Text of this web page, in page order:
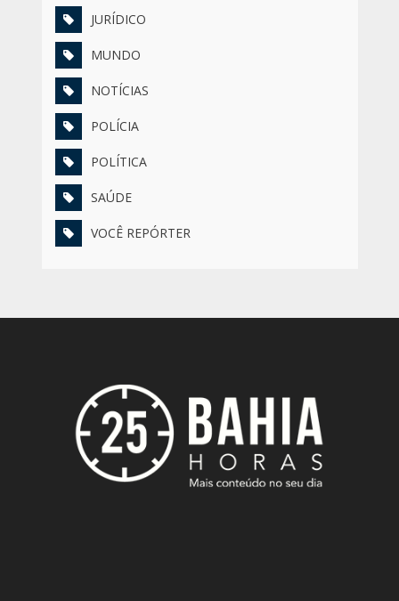
JURÍDICO
MUNDO
NOTÍCIAS
POLÍCIA
POLÍTICA
SAÚDE
VOCÊ REPÓRTER